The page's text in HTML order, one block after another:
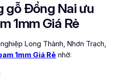
gỗ Đồng Nai ưu
1mm Giá Rẻ
Long Thành, Nhơn Trạch,
1mm Giá Rẻ nhờ: